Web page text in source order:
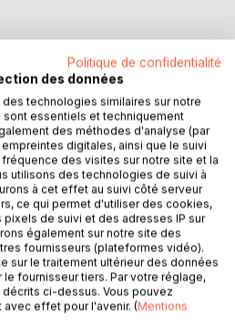
Eugène Canseliet
colorées qui ornent la façade
du 15e
le voile de la fabrication du
majeurs du Grand Oeuvre
au,plus près la pensée
Savignies, décrypte avec
de ces images muettes,
public, et inspirées des
hermétique.
Politique de confidentialité
des données
technologies similaires sur notre
essentiels et techniquement
des méthodes d'analyse (par
digitales, ainsi que le suivi
des visites sur notre site et la
utilisons des technologies de suivi à
à cet effet au suivi côté serveur
ce qui permet d'utiliser des cookies,
de suivi et des adresses IP sur
également sur notre site des
fournisseurs (plateformes vidéo).
sur le traitement ultérieur des données
le fournisseur tiers. Par votre réglage,
ci-dessus. Vous pouvez
effet pour l'avenir. (Mentions